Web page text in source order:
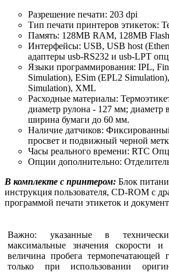
Разрешение печати: 203 dpi
Тип печати принтеров этикеток:
Память: 128MB RAM, 128MB Flash
Интерфейсы: USB, USB host
адаптеры usb-RS232 и usb-LPT
Языки программирования: IPL,
Simulation), ESim (EPL2
Simulation), XML
Расходные материалы:
диаметр рулона - 127 мм; диаметр
ширина бумаги до 60 мм.
Наличие датчиков:
просвет и подвижный черной
Часы реального времени: RTC
Опции дополнительно:
В комплекте с принтером: Блок
инструкция пользователя, CD-ROM с
программой печати этикеток и
Важно: указанные в
максимальные значения скорости и
величина пробега термопечатающей
только при использовании